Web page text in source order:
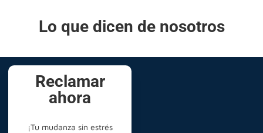
Lo que dicen de nosotros
Reclamar
ahora
¡Tu mudanza sin estrés